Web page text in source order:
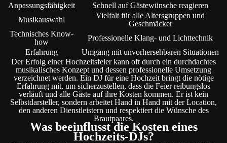
Anpassungsfähigkeit
Schnell auf Gästewünsche reagieren
Musikauswahl
Vielfalt für alle Altersgruppen und
Geschmäcker
Technisches Know-
how
Professionelle Klang- und Lichttechnik
Erfahrung
Umgang mit unvorhersehbaren Situationen
Der Erfolg einer Hochzeitsfeier kann oft durch ein durchdachtes
musikalisches Konzept und dessen professionelle Umsetzung
verzeichnet werden. Ein DJ für eine Hochzeit bringt die nötige
Erfahrung mit, um sicherzustellen, dass die Feier reibungslos
verläuft und alle Gäste auf ihre Kosten kommen. Er ist kein
Selbstdarsteller, sondern arbeitet Hand in Hand mit der Location,
den anderen Dienstleistern und respektiert die Wünsche des
Brautpaares.
Was beeinflusst die Kosten eines
Hochzeits-DJs?